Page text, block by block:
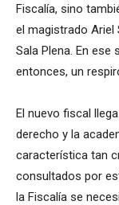
Fiscalía, sino
el magistrado Ariel
Sala Plena. En ese
entonces, un
El nuevo fiscal
derecho y la
característica tan
consultados por
la Fiscalía se